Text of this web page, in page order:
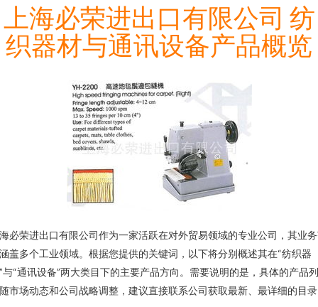
上海必荣进出口有限公司 纺
织器材与通讯设备产品概览
必荣进出口有限公司作为一家活跃在对外贸易领域的专业公司，其业
盖多个工业领域。根据您提供的关键词，以下将分别概述其在“纺织器
与“通讯设备”两大类目下的主要产品方向。需要说明的是，具体的产品
市场动态和公司战略调整，建议直接联系公司获取最新、最详细的目